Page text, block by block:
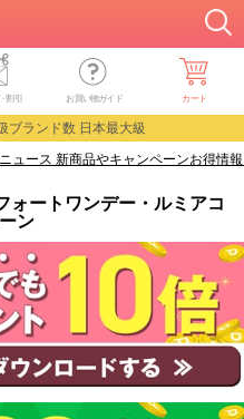
割引 お買い物ガイド カート
ブランド数 日本最大級
ュース 新商品やキャンペーンお得情
ォートワンデー・ルミアコ
ン